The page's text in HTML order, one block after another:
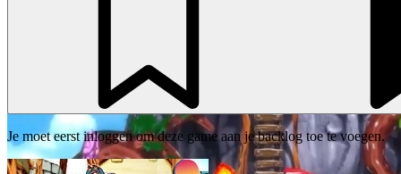
Je moet eerst inloggen om deze game aan je backlog toe te voegen.